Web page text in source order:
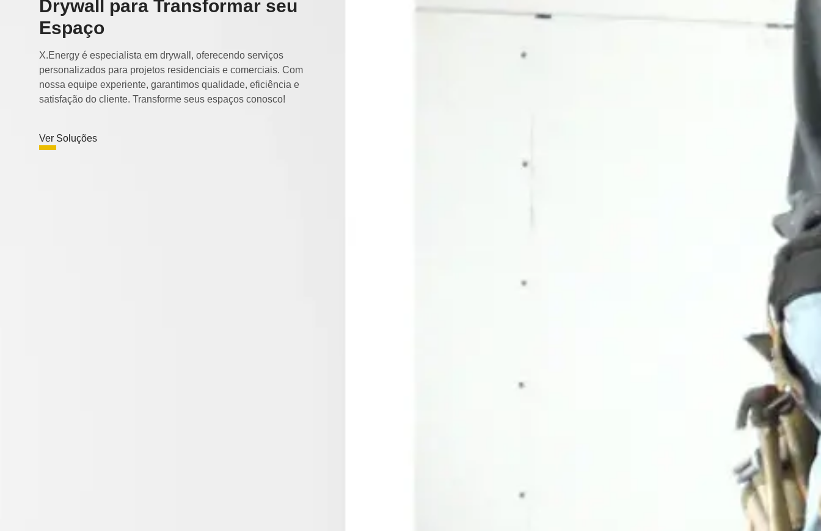
Drywall para Transformar seu
Espaço
X.Energy é especialista em drywall, oferecendo serviços
personalizados para projetos residenciais e comerciais. Com
nossa equipe experiente, garantimos qualidade, eficiência e
satisfação do cliente. Transforme seus espaços conosco!
Ver Soluções